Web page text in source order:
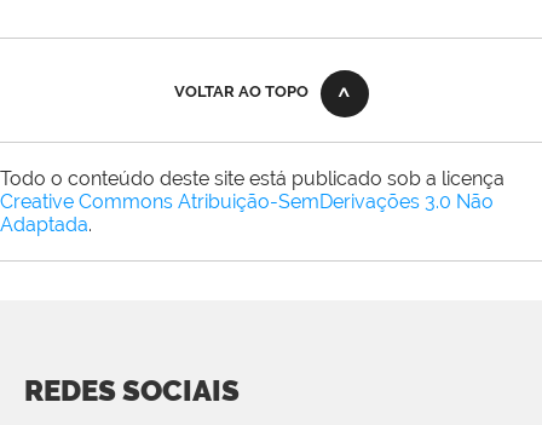
VOLTAR AO TOPO
Todo o conteúdo deste site está publicado sob a licença
Creative Commons Atribuição-SemDerivações 3.0 Não
Adaptada.
REDES SOCIAIS